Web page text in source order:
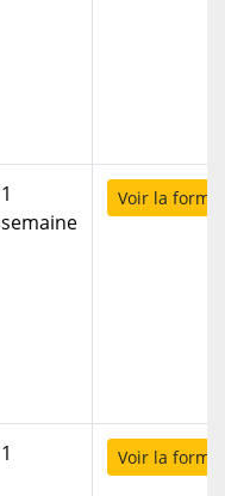
1
semaine
Voir la
1 Voir la